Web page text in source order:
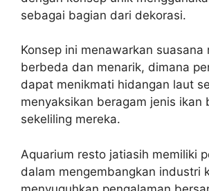
sebagai bagian dari dekorasi.
Konsep ini menawarkan suasana
berbeda dan menarik, dimana
dapat menikmati hidangan laut
menyaksikan beragam jenis ikan
sekeliling mereka.
Aquarium resto jatiasih memiliki
dalam mengembangkan industri